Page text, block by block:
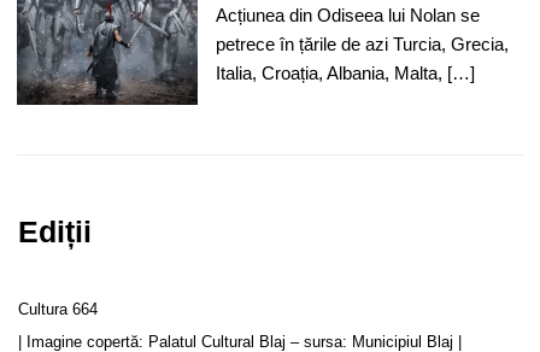
Acțiunea din Odiseea lui Nolan se
petrece în țările de azi Turcia, Grecia,
Italia, Croația, Albania, Malta, […]
Ediții
Cultura 664
| Imagine copertă: Palatul Cultural Blaj – sursa: Municipiul Blaj |